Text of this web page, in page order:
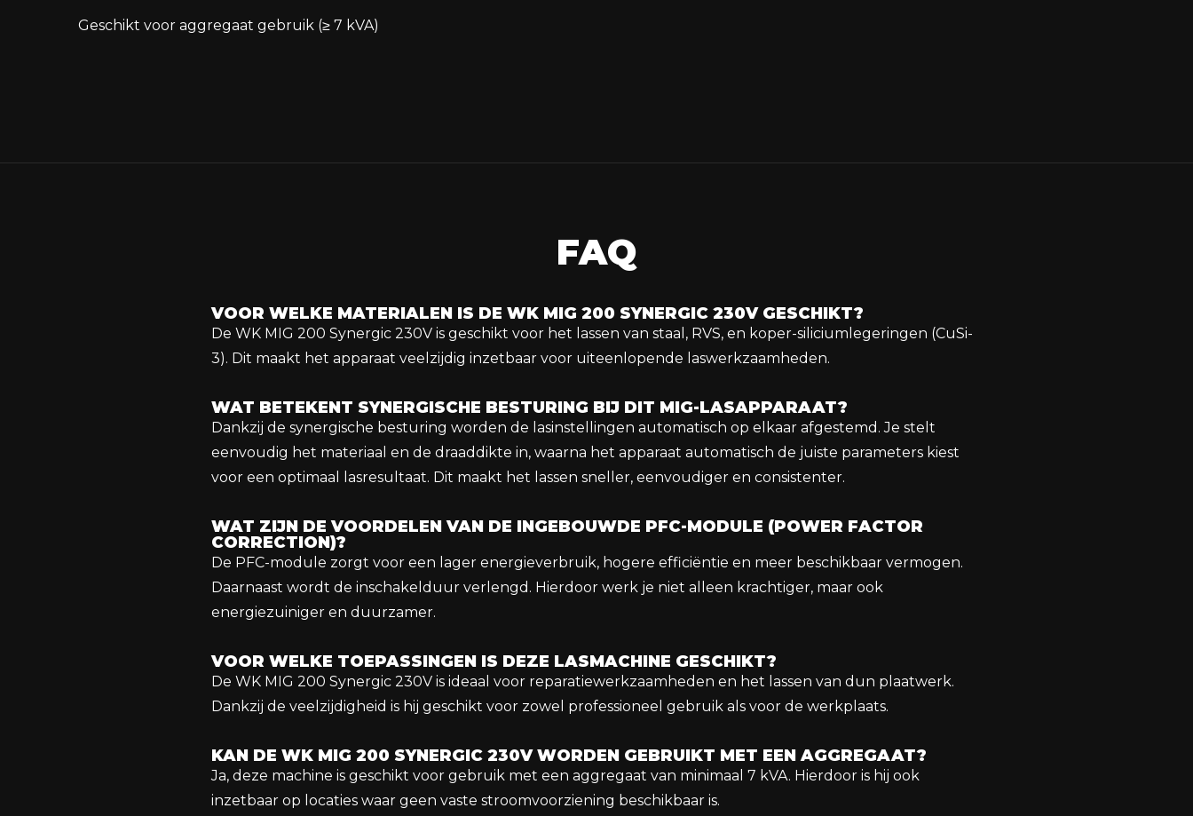
Geschikt voor aggregaat gebruik (≥ 7 kVA)
FAQ
VOOR WELKE MATERIALEN IS DE WK MIG 200 SYNERGIC 230V GESCHIKT?
De WK MIG 200 Synergic 230V is geschikt voor het lassen van staal, RVS, en koper-siliciumlegeringen (CuSi-
3). Dit maakt het apparaat veelzijdig inzetbaar voor uiteenlopende laswerkzaamheden.
WAT BETEKENT SYNERGISCHE BESTURING BIJ DIT MIG-LASAPPARAAT?
Dankzij de synergische besturing worden de lasinstellingen automatisch op elkaar afgestemd. Je stelt
eenvoudig het materiaal en de draaddikte in, waarna het apparaat automatisch de juiste parameters kiest
voor een optimaal lasresultaat. Dit maakt het lassen sneller, eenvoudiger en consistenter.
WAT ZIJN DE VOORDELEN VAN DE INGEBOUWDE PFC-MODULE (POWER FACTOR
CORRECTION)?
De PFC-module zorgt voor een lager energieverbruik, hogere efficiëntie en meer beschikbaar vermogen.
Daarnaast wordt de inschakelduur verlengd. Hierdoor werk je niet alleen krachtiger, maar ook
energiezuiniger en duurzamer.
VOOR WELKE TOEPASSINGEN IS DEZE LASMACHINE GESCHIKT?
De WK MIG 200 Synergic 230V is ideaal voor reparatiewerkzaamheden en het lassen van dun plaatwerk.
Dankzij de veelzijdigheid is hij geschikt voor zowel professioneel gebruik als voor de werkplaats.
KAN DE WK MIG 200 SYNERGIC 230V WORDEN GEBRUIKT MET EEN AGGREGAAT?
Ja, deze machine is geschikt voor gebruik met een aggregaat van minimaal 7 kVA. Hierdoor is hij ook
inzetbaar op locaties waar geen vaste stroomvoorziening beschikbaar is.